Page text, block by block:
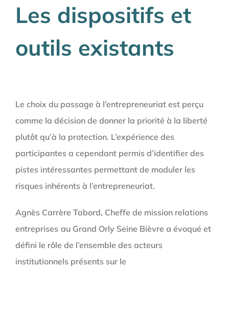
Les dispositifs et
outils existants
Le choix du passage à l’entrepreneuriat est perçu
comme la décision de donner la priorité à la liberté
plutôt qu’à la protection. L’expérience des
participantes a cependant permis d’identifier des
pistes intéressantes permettant de moduler les
risques inhérents à l’entrepreneuriat.
Agnès Carrère Tabord, Cheffe de mission relations
entreprises au Grand Orly Seine Bièvre a évoqué et
défini le rôle de l’ensemble des acteurs
institutionnels présents sur le